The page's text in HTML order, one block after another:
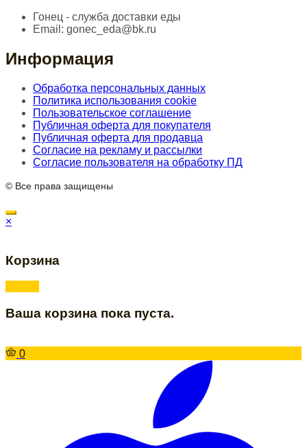
Гонец - служба доставки еды
Email: gonec_eda@bk.ru
Информация
Обработка персональных данных
Политика использования cookie
Пользовательское соглашение
Публичная оферта для покупателя
Публичная оферта для продавца
Согласие на рекламу и рассылки
Согласие пользователя на обработку ПД
© Все права защищены
×
Корзина
Ваша корзина пока пуста.
0